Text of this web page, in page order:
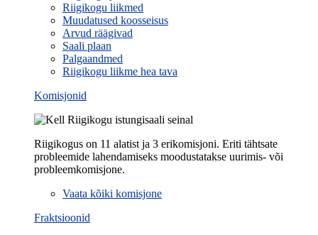
Riigikogu liikmed
Muudatused koosseisus
Arvud räägivad
Saali plaan
Palgaandmed
Riigikogu liikme hea tava
Komisjonid
Riigikogus on 11 alatist ja 3 erikomisjoni. Eriti tähtsate
probleemide lahendamiseks moodustatakse uurimis- või
probleemkomisjone.
Vaata kõiki komisjone
Fraktsioonid